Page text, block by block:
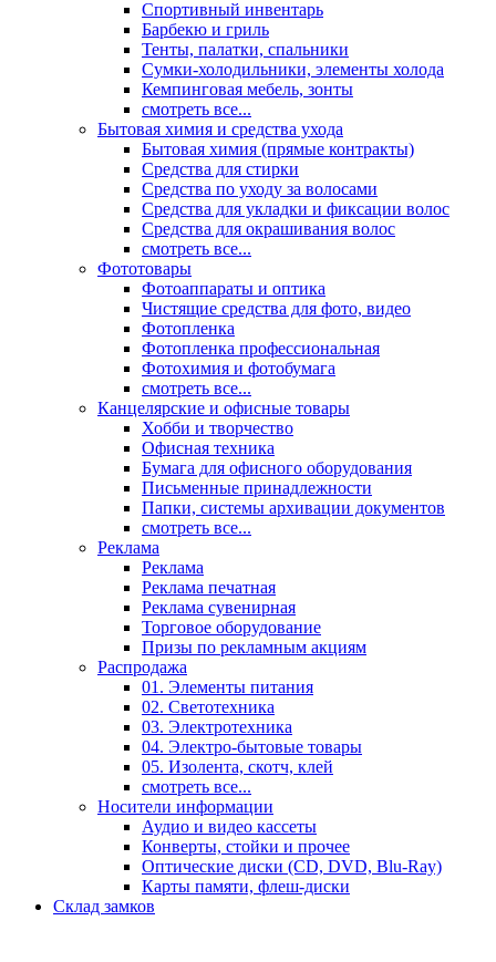
Спортивный инвентарь
Барбекю и гриль
Тенты, палатки, спальники
Сумки-холодильники, элементы холода
Кемпинговая мебель, зонты
смотреть все...
Бытовая химия и средства ухода
Бытовая химия (прямые контракты)
Средства для стирки
Средства по уходу за волосами
Средства для укладки и фиксации волос
Средства для окрашивания волос
смотреть все...
Фототовары
Фотоаппараты и оптика
Чистящие средства для фото, видео
Фотопленка
Фотопленка профессиональная
Фотохимия и фотобумага
смотреть все...
Канцелярские и офисные товары
Хобби и творчество
Офисная техника
Бумага для офисного оборудования
Письменные принадлежности
Папки, системы архивации документов
смотреть все...
Реклама
Реклама
Реклама печатная
Реклама сувенирная
Торговое оборудование
Призы по рекламным акциям
Распродажа
01. Элементы питания
02. Светотехника
03. Электротехника
04. Электро-бытовые товары
05. Изолента, скотч, клей
смотреть все...
Носители информации
Аудио и видео кассеты
Конверты, стойки и прочее
Оптические диски (CD, DVD, Blu-Ray)
Карты памяти, флеш-диски
Склад замков